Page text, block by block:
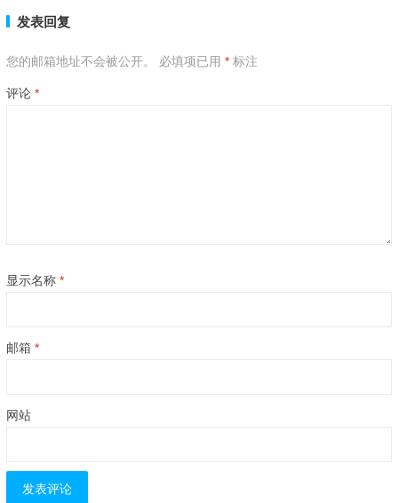
发表回复
您的邮箱地址不会被公开。 必填项已用 *标注
评论 *
显示名称 *
邮箱 *
网站